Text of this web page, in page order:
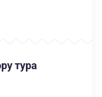
тура